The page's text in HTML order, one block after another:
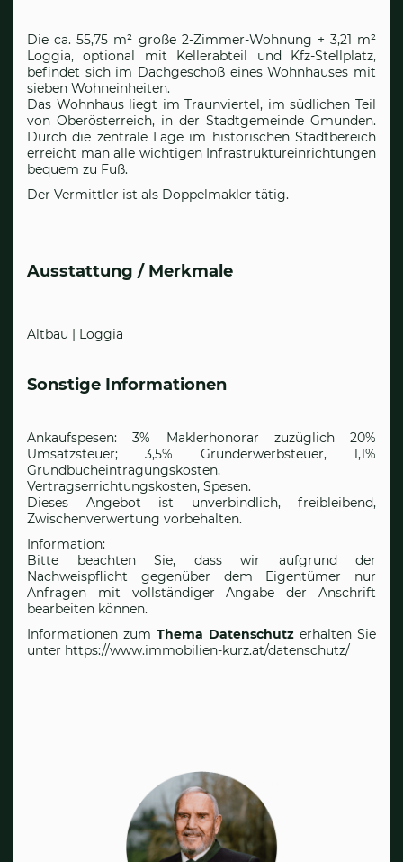
Die ca. 55,75 m² große 2-Zimmer-Wohnung + 3,21 m²
Loggia, optional mit Kellerabteil und Kfz-Stellplatz,
befindet sich im Dachgeschoß eines Wohnhauses mit
sieben Wohneinheiten.
Das Wohnhaus liegt im Traunviertel, im südlichen Teil
von Oberösterreich, in der Stadtgemeinde Gmunden.
Durch die zentrale Lage im historischen Stadtbereich
erreicht man alle wichtigen Infrastruktureinrichtungen
bequem zu Fuß.
Der Vermittler ist als Doppelmakler tätig.
Ausstattung / Merkmale
Altbau | Loggia
Sonstige Informationen
Ankaufspesen: 3% Maklerhonorar zuzüglich 20%
Umsatzsteuer; 3,5% Grunderwerbsteuer, 1,1%
Grundbucheintragungskosten,
Vertragserrichtungskosten, Spesen.
Dieses Angebot ist unverbindlich, freibleibend,
Zwischenverwertung vorbehalten.
Information:
Bitte beachten Sie, dass wir aufgrund der
Nachweispflicht gegenüber dem Eigentümer nur
Anfragen mit vollständiger Angabe der Anschrift
bearbeiten können.
Informationen zum Thema Datenschutz erhalten Sie
unter https://www.immobilien-kurz.at/datenschutz/